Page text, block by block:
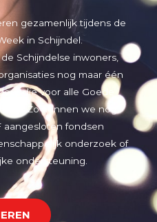
gezamenlijk tijdens de
in Schijndel.
Schijndelse inwoners,
nog maar één
die voor alle Goede
Zo kunnen we nóg
aangesloten fondsen
onderzoek of
ondersteuning.